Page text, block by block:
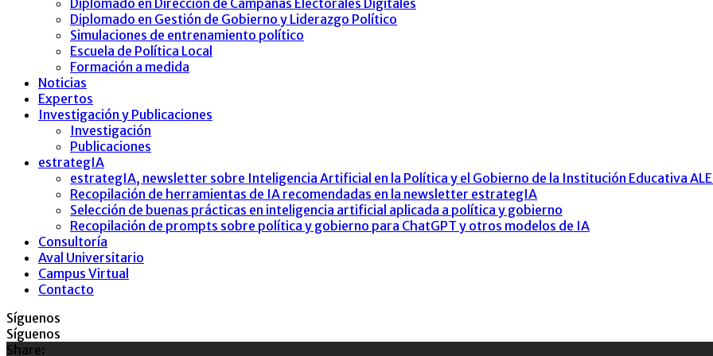
Diplomado en Dirección de Campañas Electorales Digitales
Diplomado en Gestión de Gobierno y Liderazgo Político
Simulaciones de entrenamiento político
Escuela de Política Local
Formación a medida
Noticias
Expertos
Investigación y Publicaciones
Investigación
Publicaciones
estrategIA
estrategIA, newsletter sobre Inteligencia Artificial en la Política y el Gobierno de la Institución Educativa
Recopilación de herramientas de IA recomendadas en la newsletter estrategIA
Selección de buenas prácticas en inteligencia artificial aplicada a política y gobierno
Recopilación de prompts sobre política y gobierno para ChatGPT y otros modelos de IA
Consultoría
Aval Universitario
Campus Virtual
Contacto
Síguenos
Síguenos
Share: